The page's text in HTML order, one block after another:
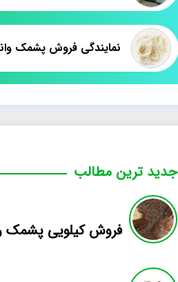
نمایندگی فروش پشمک
جدید ترین مطالب